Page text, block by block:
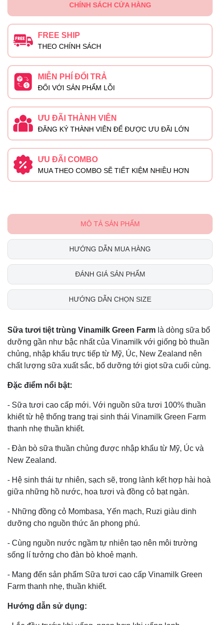
CHÍNH SÁCH CỬA HÀNG
FREE SHIP
THEO CHÍNH SÁCH
MIỄN PHÍ ĐỔI TRẢ
ĐỐI VỚI SẢN PHẨM LỖI
ƯU ĐÃI THÀNH VIÊN
ĐĂNG KÝ THÀNH VIÊN ĐỂ ĐƯỢC ƯU ĐÃI LỚN
ƯU ĐÃI COMBO
MUA THEO COMBO SẼ TIẾT KIỆM NHIỀU HƠN
MÔ TẢ SẢN PHẨM
HƯỚNG DẪN MUA HÀNG
ĐÁNH GIÁ SẢN PHẨM
HƯỚNG DẪN CHỌN SIZE
Sữa tươi tiệt trùng Vinamilk Green Farm là dòng sữa bổ
dưỡng gần như bậc nhất của Vinamilk với giống bò thuần
chủng, nhập khẩu trực tiếp từ Mỹ, Úc, New Zealand nên
chất lượng sữa xuất sắc, bổ dưỡng tới giọt sữa cuối cùng.
Đặc điểm nổi bật:
- Sữa tươi cao cấp mới. Với nguồn sữa tươi 100% thuần
khiết từ hệ thống trang trại sinh thái Vinamilk Green Farm
thanh nhẹ thuần khiết.
- Đàn bò sữa thuần chủng được nhập khẩu từ Mỹ, Úc và
New Zealand.
- Hệ sinh thái tự nhiên, sạch sẽ, trong lành kết hợp hài hoà
giữa những hồ nước, hoa tươi và đồng cỏ bạt ngàn.
- Những đồng cỏ Mombasa, Yến mạch, Ruzi giàu dinh
dưỡng cho nguồn thức ăn phong phú.
- Cùng nguồn nước ngầm tự nhiên tạo nên môi trường
sống lí tưởng cho đàn bò khoẻ mạnh.
- Mang đến sản phẩm Sữa tươi cao cấp Vinamilk Green
Farm thanh nhẹ, thuần khiết.
Hướng dẫn sử dụng: